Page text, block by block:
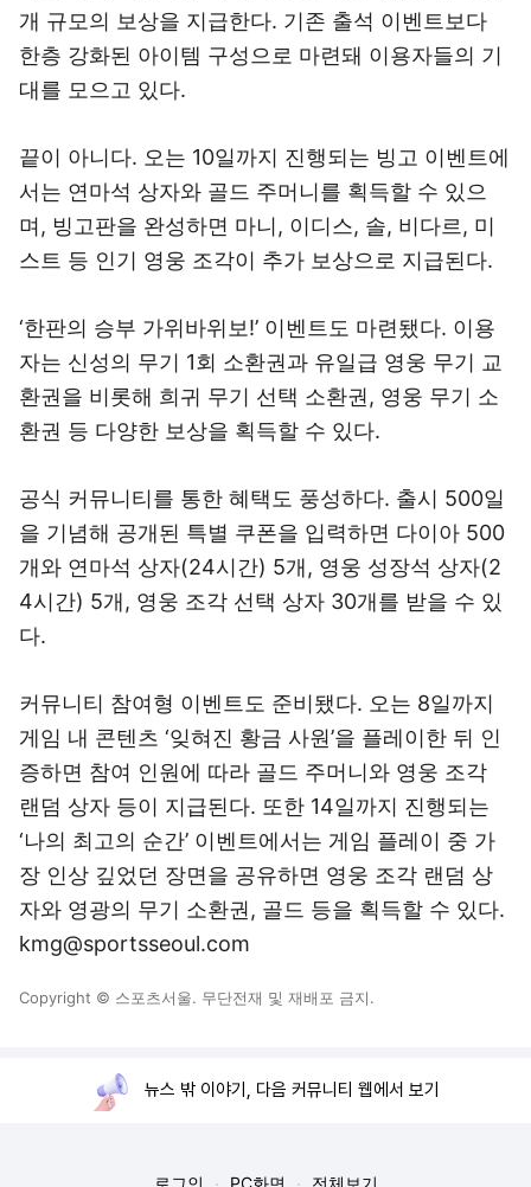
개 규모의 보상을 지급한다. 기존 출석 이벤트보다
한층 강화된 아이템 구성으로 마련돼 이용자들의 기
대를 모으고 있다.
끝이 아니다. 오는 10일까지 진행되는 빙고 이벤트에
서는 연마석 상자와 골드 주머니를 획득할 수 있으
며, 빙고판을 완성하면 마니, 이디스, 솔, 비다르, 미
스트 등 인기 영웅 조각이 추가 보상으로 지급된다.
‘한판의 승부 가위바위보!’ 이벤트도 마련됐다. 이용
자는 신성의 무기 1회 소환권과 유일급 영웅 무기 교
환권을 비롯해 희귀 무기 선택 소환권, 영웅 무기 소
환권 등 다양한 보상을 획득할 수 있다.
공식 커뮤니티를 통한 혜택도 풍성하다. 출시 500일
을 기념해 공개된 특별 쿠폰을 입력하면 다이아 500
개와 연마석 상자(24시간) 5개, 영웅 성장석 상자(2
4시간) 5개, 영웅 조각 선택 상자 30개를 받을 수 있
다.
커뮤니티 참여형 이벤트도 준비됐다. 오는 8일까지
게임 내 콘텐츠 ‘잊혀진 황금 사원’을 플레이한 뒤 인
증하면 참여 인원에 따라 골드 주머니와 영웅 조각
랜덤 상자 등이 지급된다. 또한 14일까지 진행되는
‘나의 최고의 순간’ 이벤트에서는 게임 플레이 중 가
장 인상 깊었던 장면을 공유하면 영웅 조각 랜덤 상
자와 영광의 무기 소환권, 골드 등을 획득할 수 있다.
kmg@sportsseoul.com
Copyright © 스포츠서울. 무단전재 및 재배포 금지.
뉴스 밖 이야기, 다음 커뮤니티 웹에서 보기
로그인 PC화면 전체보기